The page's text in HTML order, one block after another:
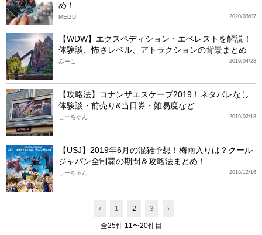
め！
2020/03/07
MEGU
【WDW】エクスペディション・エベレストを解説！
体験談、怖さレベル、アトラクションの背景まとめ
2019/04/28
みーこ
【攻略法】コナンザエスケープ2019！ネタバレなし
体験談・前売り&当日券・難易度など
2019/02/18
しーちゃん
【USJ】2019年6月の混雑予想！梅雨入りは？クール
ジャパン全制覇の期間＆攻略法まとめ！
2018/12/16
しーちゃん
‹ 1 2 3 ›
全25件 11〜20件目